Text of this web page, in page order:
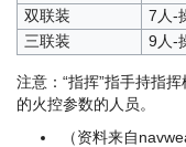
双联装
7人-
三联装
9人-
注意：“指挥”指手持指
的火控参数的人员。
（资料来自